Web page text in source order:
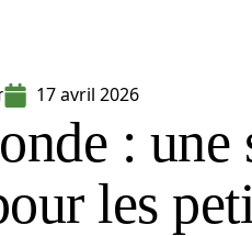
17 avril 2026
:
les